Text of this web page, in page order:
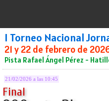
I Torneo Nacional
21 y 22 de febrero de
Pista Rafael Ángel Pérez -
21/02/2026 a las 10:45
Final